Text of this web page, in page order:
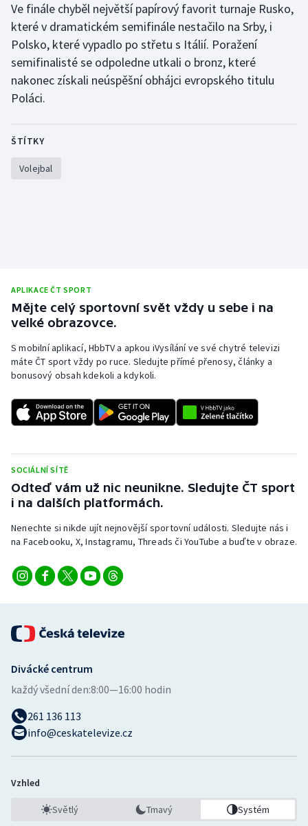
Plážový volejbal
Ragby
Rychlobruslení
Veslování
Vodní slalom
Volejbal
Ostatní
Ve finále chyběl největší papírový favorit turnaje Rusko,
které v dramatickém semifinále nestačilo na Srby, i
Polsko, které vypadlo po střetu s Itálií. Poražení
semifinalisté se odpoledne utkali o bronz, které
nakonec získali neúspěšní obhájci evropského titulu
Poláci.
ŠTÍTKY
Volejbal
APLIKACE ČT SPORT
Mějte celý sportovní svět vždy u sebe i na
velké obrazovce.
S mobilní aplikací, HbbTV a apkou iVysílání ve své chytré televizi
máte ČT sport vždy po ruce. Sledujte přímé přenosy, články a
bonusový obsah kdekoli a kdykoli.
SOCIÁLNÍ SÍTĚ
Odteď vám už nic neunikne. Sledujte ČT sport
i na dalších platformách.
Nenechte si nikde ujít nejnovější sportovní události. Sledujte nás i
na Facebooku, X, Instagramu, Threads či YouTube a buďte v obraze.
Divácké centrum
každý všední den:8:00—16:00 hodin
261 136 113
info@ceskatelevize.cz
Vzhled
Světlý Tmavý Systém